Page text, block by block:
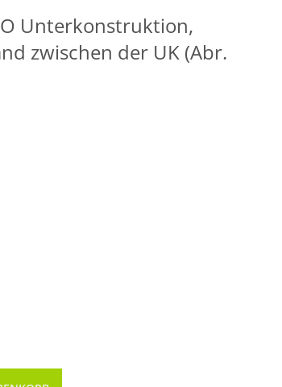
Unterkonstruktion,
zwischen der UK (Abr.